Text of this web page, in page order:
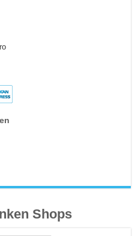
Shops